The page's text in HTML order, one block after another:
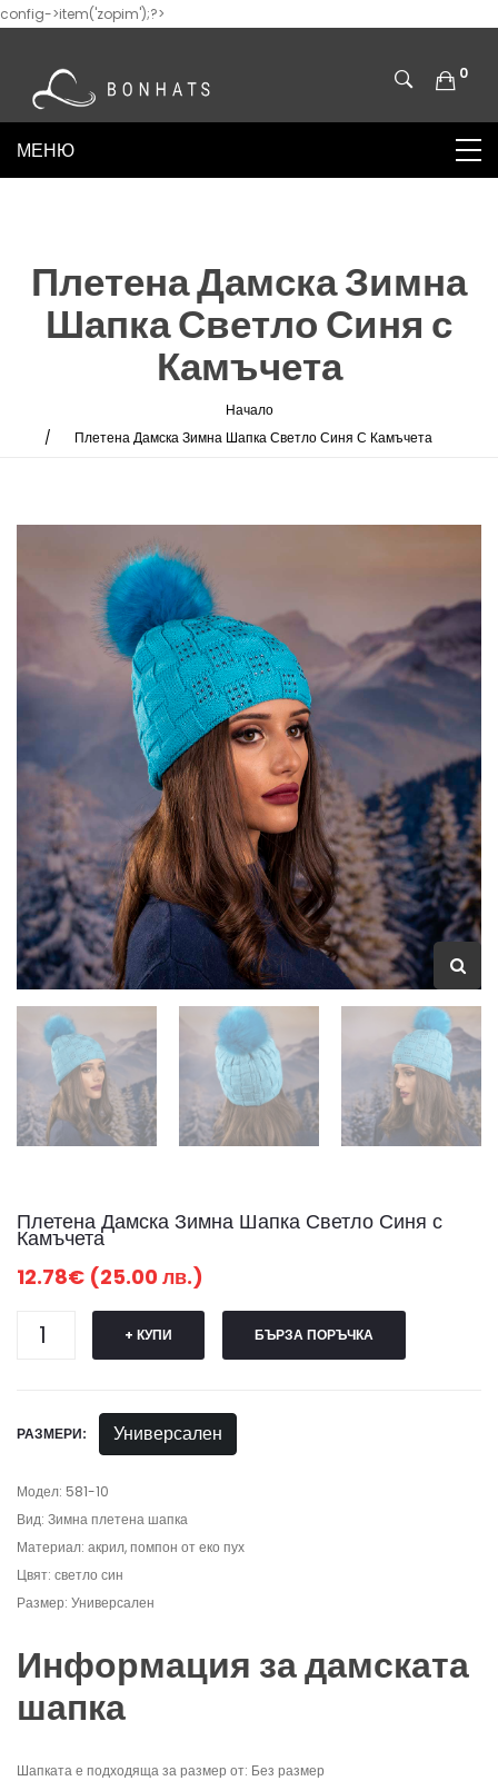
config->item('zopim');?>
0
Плетена Дамска Зимна
Шапка Светло Синя с
Камъчета
Начало
Плетена Дамска Зимна Шапка Светло Синя С Камъчета
Плетена Дамска Зимна Шапка Светло Синя с
Камъчета
12.78€ (25.00 лв.)
+ КУПИ БЪРЗА ПОРЪЧКА
РАЗМЕРИ: Универсален
Модел: 581-10
Вид: Зимна плетена шапка
Материал: акрил, помпон от еко пух
Цвят: светло син
Размер: Универсален
Информация за дамската
шапка
Шапката е подходяща за размер от: Без размер